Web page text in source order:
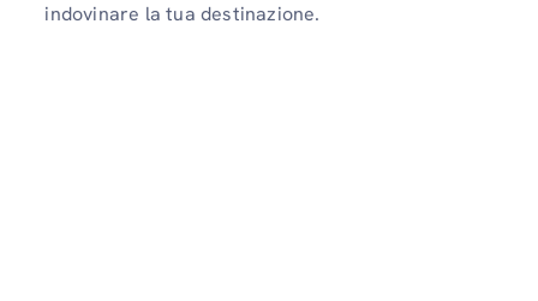
indovinare la tua destinazione.